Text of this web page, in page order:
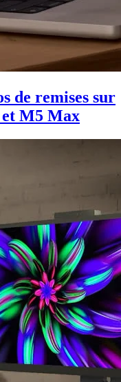
de remises sur
M5 Max